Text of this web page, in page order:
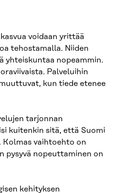
voidaan yrittää
tehostamalla. Niiden
yhteiskuntaa nopeammin.
Palveluihin
kun tiede etenee
tarjonnan
kuitenkin sitä, että Suomi
Kolmas vaihtoehto on
pysyvä nopeuttaminen on
kehityksen